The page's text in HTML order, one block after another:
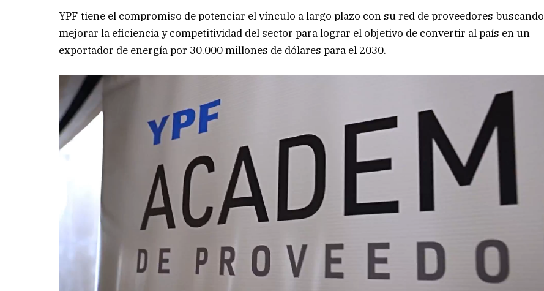
YPF tiene el compromiso de potenciar el vínculo a largo plazo con su red de proveedores buscando
mejorar la eficiencia y competitividad del sector para lograr el objetivo de convertir al país en un
exportador de energía por 30.000 millones de dólares para el 2030.